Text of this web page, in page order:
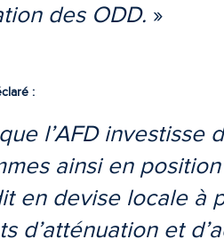
des ODD. »
:
l’AFD investisse
ainsi en
en devise locale à
d’atténuation et